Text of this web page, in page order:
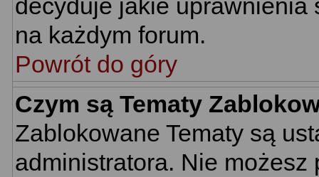
decyduje jakie uprawnienia
na każdym forum.
Powrót do góry
Czym są Tematy
Zablokowane Tematy są
administratora. Nie